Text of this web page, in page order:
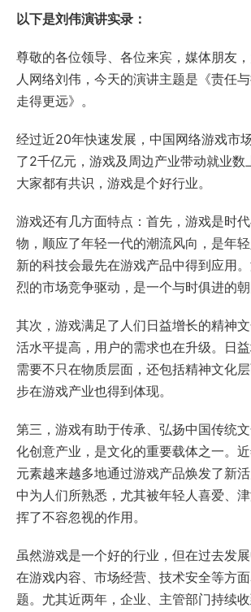
以下是刘伟演讲实录：
尊敬的各位领导、各位来宾，媒体朋友
人网络刘伟，今天的演讲主题是《责任
走得更远》。
经过近20年快速发展，中国网络游戏市
了2千亿元，游戏及周边产业带动就业数
大家都有共识，游戏是个好行业。
游戏还有几方面特点：首先，游戏是时
物，顺应了年轻一代的潮流风向，是年
新的科技会最先在游戏产品中得到应用
烈的市场竞争驱动，是一个与时俱进的朝
其次，游戏满足了人们日益增长的精神
活水平提高，用户的需求也在升级。日
需要不只在物质层面，还包括精神文化
步在游戏产业也得到体现。
第三，游戏有助于传承、弘扬中国传统
化创意产业，是文化的重要载体之一。
元素越来越多地通过游戏产品焕发了新
中为人们所熟悉，尤其被年轻人喜爱、
挥了不容忽视的作用。
虽然游戏是一个好的行业，但在过去发
在游戏内容、市场经营、技术安全等方
题。尤其近两年，企业、主管部门持续